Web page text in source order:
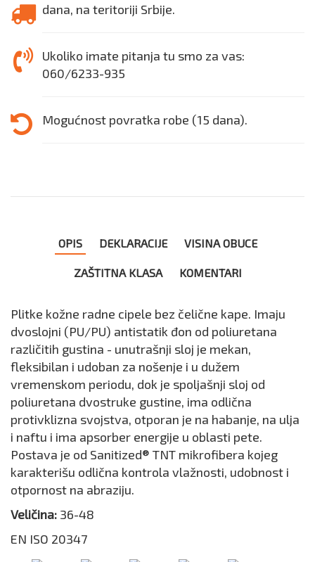
dana, na teritoriji Srbije.
Ukoliko imate pitanja tu smo za vas:
060/6233-935
Mogućnost povratka robe (15 dana).
OPIS DEKLARACIJE VISINA OBUCE
ZAŠTITNA KLASA KOMENTARI
Plitke kožne radne cipele bez čelične kape. Imaju
dvoslojni (PU/PU) antistatik đon od poliuretana
različitih gustina - unutrašnji sloj je mekan,
fleksibilan i udoban za nošenje i u dužem
vremenskom periodu, dok je spoljašnji sloj od
poliuretana dvostruke gustine, ima odlična
protivklizna svojstva, otporan je na habanje, na ulja
i naftu i ima apsorber energije u oblasti pete.
Postava je od Sanitized® TNT mikrofibera kojeg
karakterišu odlična kontrola vlažnosti, udobnost i
otpornost na abraziju.
Veličina: 36-48
EN ISO 20347